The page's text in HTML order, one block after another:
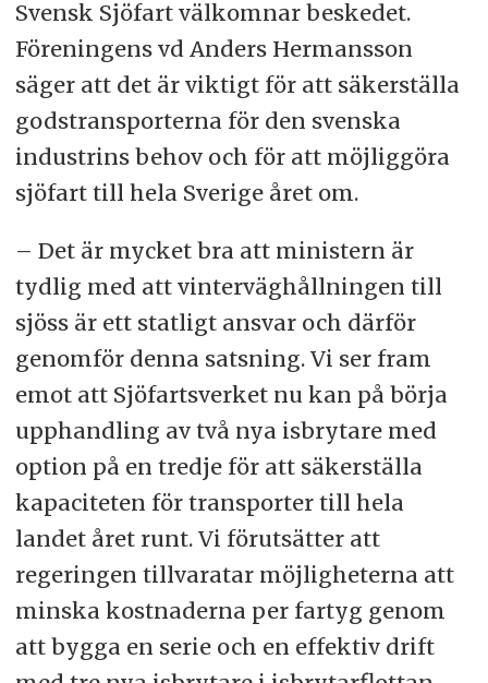
Svensk Sjöfart välkomnar beskedet.
Föreningens vd Anders Hermansson
säger att det är viktigt för att säkerställa
godstransporterna för den svenska
industrins behov och för att möjliggöra
sjöfart till hela Sverige året om.
– Det är mycket bra att ministern är
tydlig med att vinterväghållningen till
sjöss är ett statligt ansvar och därför
genomför denna satsning. Vi ser fram
emot att Sjöfartsverket nu kan på börja
upphandling av två nya isbrytare med
option på en tredje för att säkerställa
kapaciteten för transporter till hela
landet året runt. Vi förutsätter att
regeringen tillvaratar möjligheterna att
minska kostnaderna per fartyg genom
att bygga en serie och en effektiv drift